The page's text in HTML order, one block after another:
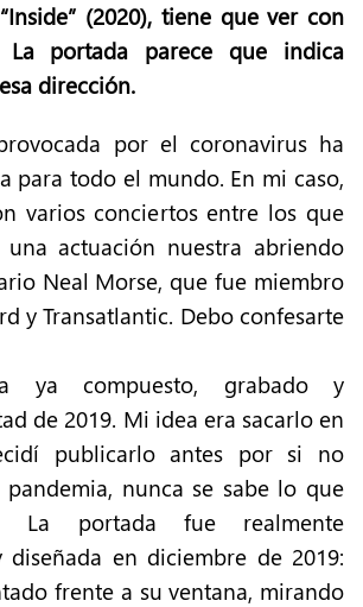
(2020), tiene que ver con
La portada parece que indica
dirección.
por el coronavirus ha
para todo el mundo. En mi caso,
varios conciertos entre los que
una actuación nuestra abriendo
Neal Morse, que fue miembro
y Transatlantic. Debo confesarte
ya compuesto, grabado y
de 2019. Mi idea era sacarlo en
publicarlo antes por si no
nunca se sabe lo que
La portada fue realmente
en diciembre de 2019:
frente a su ventana, mirando